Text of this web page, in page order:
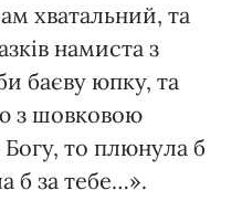
хватальний, та
намиста з
баєву юпку, та
з шовковою
то плюнула б
б за тебе…».